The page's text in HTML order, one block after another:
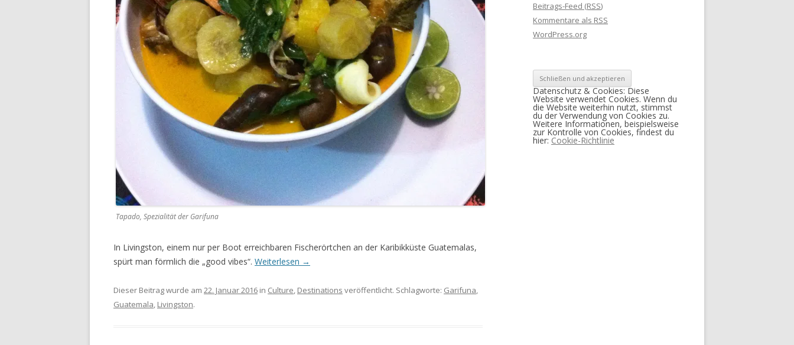
Tapado, Spezialität der Garifuna
In Livingston, einem nur per Boot erreichbaren Fischerörtchen an der Karibikküste Guatemalas,
spürt man förmlich die „good vibes“. Weiterlesen →
Dieser Beitrag wurde am 22. Januar 2016 in Culture, Destinations veröffentlicht. Schlagworte: Garifuna,
Guatemala, Livingston.
Beitrags-Feed (RSS)
Kommentare als RSS
WordPress.org
Datenschutz & Cookies: Diese
Website verwendet Cookies. Wenn du
die Website weiterhin nutzt, stimmst
du der Verwendung von Cookies zu.
Weitere Informationen, beispielsweise
zur Kontrolle von Cookies, findest du
hier: Cookie-Richtlinie